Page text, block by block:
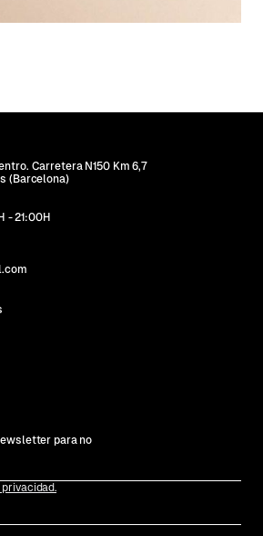
Carretera N150 Km 6,7
(Barcelona)
- 21:00H
para no